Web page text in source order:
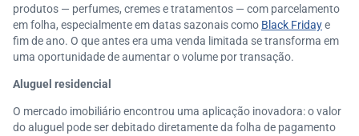
produtos — perfumes, cremes e tratamentos — com parcelamento
em folha, especialmente em datas sazonais como Black Fridaye
fim de ano. O que antes era uma venda limitada se transforma em
uma oportunidade de aumentar o volume por transação.
Aluguel residencial
O mercado imobiliário encontrou uma aplicação inovadora: o valor
do aluguel pode ser debitado diretamente da folha de pagamento